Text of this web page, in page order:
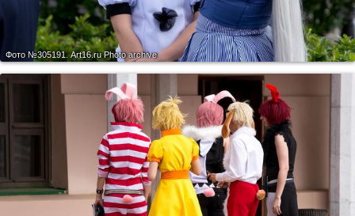
Фото №305191.Art16.ru Photo archive